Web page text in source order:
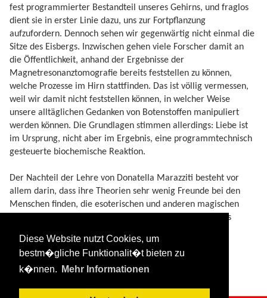
Diese Website nutzt Cookies, um
bestm�gliche Funktionalit�t bieten zu
k�nnen.
Mehr Informationen
fest programmierter Bestandteil unseres Gehirns, und fraglos
dient sie in erster Linie dazu, uns zur Fortpflanzung
aufzufordern. Dennoch sehen wir gegenwärtig nicht einmal die
Sitze des Eisbergs. Inzwischen gehen viele Forscher damit an
die Öffentlichkeit, anhand der Ergebnisse der
Magnetresonanztomografie bereits feststellen zu können,
welche Prozesse im Hirn stattfinden. Das ist völlig vermessen,
weil wir damit nicht feststellen können, in welcher Weise
unsere alltäglichen Gedanken von Botenstoffen manipuliert
werden können. Die Grundlagen stimmen allerdings: Liebe ist
im Ursprung, nicht aber im Ergebnis, eine programmtechnisch
gesteuerte biochemische Reaktion.
Der Nachteil der Lehre von Donatella Marazziti besteht vor
allem darin, dass ihre Theorien sehr wenig Freunde bei den
Menschen finden, die esoterischen und anderen magischen
Gedanken anhängen. Dies Menschen wünschen sich, dass
verweigern deshalb, die Verantwortung für sich selbst zu
übernehmen.